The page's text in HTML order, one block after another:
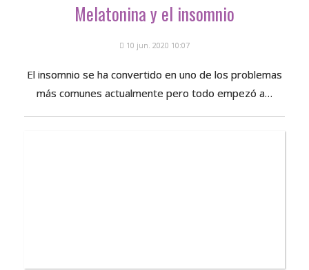
Melatonina y el insomnio
10 jun. 2020 10:07
El insomnio se ha convertido en uno de los problemas
más comunes actualmente pero todo empezó a…